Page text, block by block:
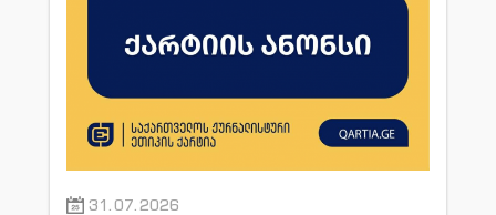
31.07.2026